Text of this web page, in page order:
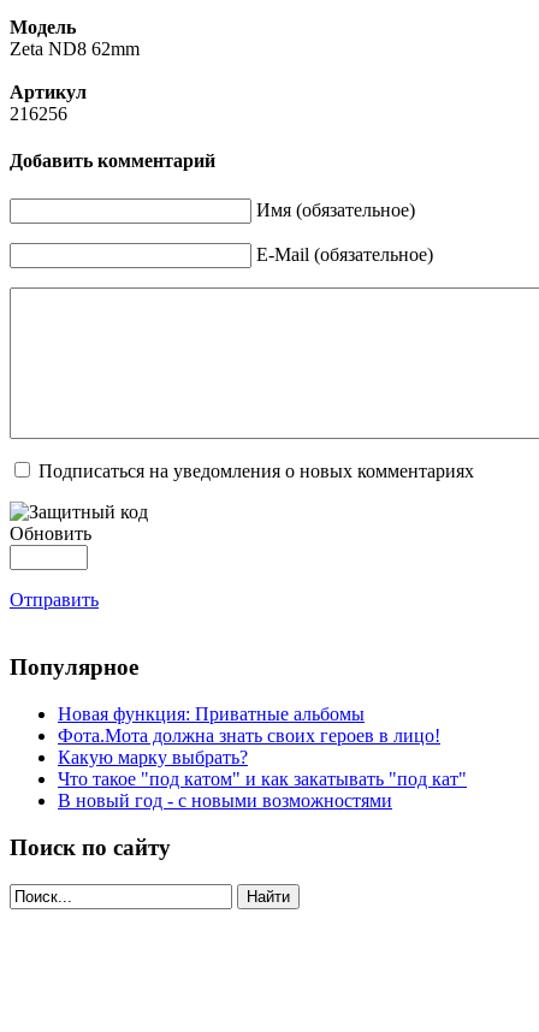
Модель
Zeta ND8 62mm
Артикул
216256
Добавить комментарий
Имя (обязательное)
E-Mail (обязательное)
Подписаться на уведомления о новых комментариях
Обновить
Отправить
Популярное
Новая функция: Приватные альбомы
Фота.Мота должна знать своих героев в лицо!
Какую марку выбрать?
Что такое "под катом" и как закатывать "под кат"
В новый год - с новыми возможностями
Поиск по сайту
Найти